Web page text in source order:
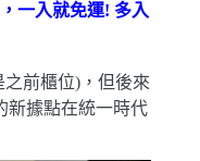
，一入就免運! 多入
前櫃位)，但後來
新據點在統一時代